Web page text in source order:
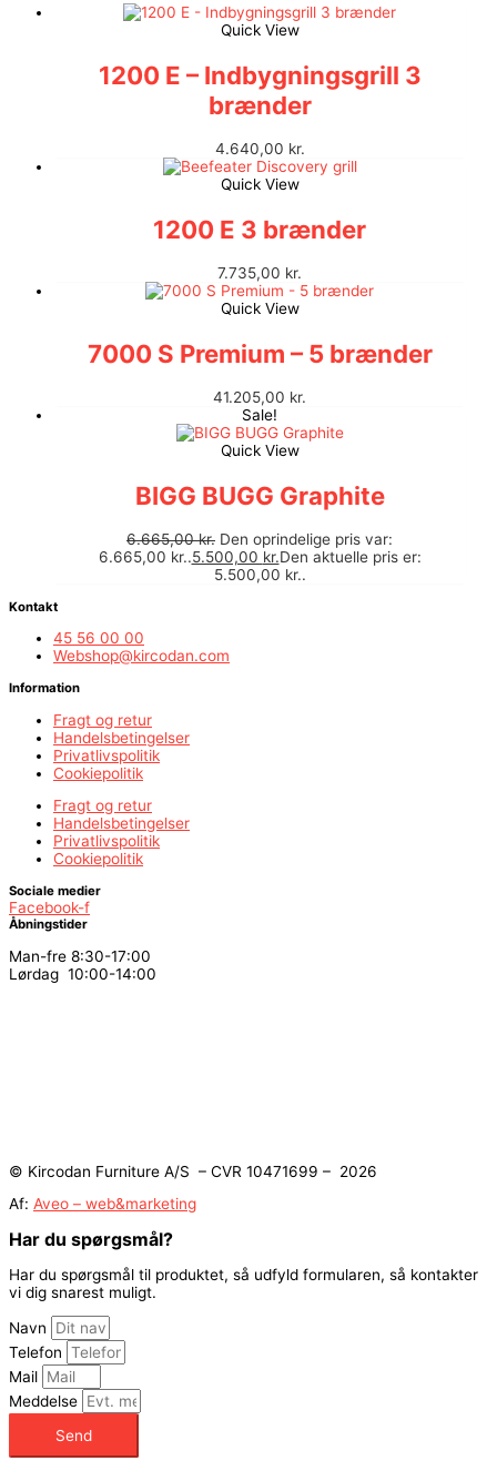
Quick View
1200 E – Indbygningsgrill 3
brænder
4.640,00 kr.
Quick View
1200 E 3 brænder
7.735,00 kr.
Quick View
7000 S Premium – 5 brænder
41.205,00 kr.
Sale!
Quick View
BIGG BUGG Graphite
6.665,00kr. Den oprindelige pris var:
6.665,00 kr..5.500,00 kr.Den aktuelle pris er:
5.500,00 kr..
Kontakt
45 56 00 00
Webshop@kircodan.com
Information
Fragt og retur
Handelsbetingelser
Privatlivspolitik
Cookiepolitik
Fragt og retur
Handelsbetingelser
Privatlivspolitik
Cookiepolitik
Sociale medier
Facebook-f
Åbningstider
Man-fre 8:30-17:00
Lørdag 10:00-14:00
© Kircodan Furniture A/S – CVR 10471699 – 2026
Af: Aveo – web&marketing
Har du spørgsmål?
Har du spørgsmål til produktet, så udfyld formularen, så kontakter
vi dig snarest muligt.
Navn
Telefon
Mail
Meddelse
Send